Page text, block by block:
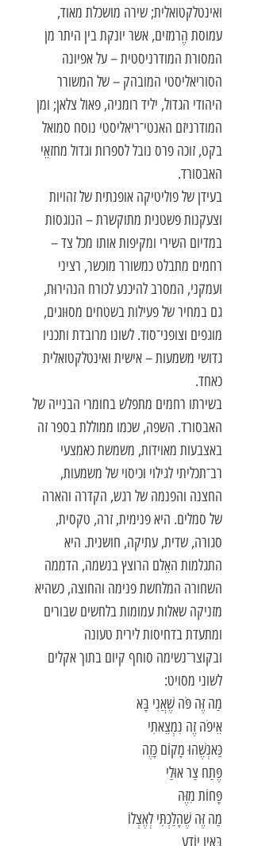
ואינטלקטואלית; שירה מושכלת מאוד,
עמוסת הֶרמזים, אשר יונקת בין היתר מן
המסורת המודרניסטית – על אפיונה
הסוריאליסטי המובהק – של המשורר
היהודי הגדול, יליד רומניה, פאול צלאן; ומן
המודרניזם האנטי־ריאליסטי נוסח סמואל
בקט, זוכה פרס נובל לספרות וגדול מחזאֵי
האבסורד.
בעידן של פוליטיקה אופנתית של זהויות
וצעקנות פשטנית מתוקשרת – הנוגסות
במדיום השירי ומקיפות אותו מכל צד –
רחמים מתבלט כמשורר מוכשר, רציני
ועמקני, המסרב להיכנע לכורח הנהירוּת,
גם במחיר של פעילות בשטחים מסוּוגים,
מוגפים וצופני־סוד. לשונו מרובדת ותכניו
גדושי משמעות – אישית ואינטלקטואלית
כאחד.
בשירתו רחמים מתפלש בחומרי הבנייה של
האבסורד. השפה, שכמו ממוללת בספר זה
באצבעות מאוידות, משמשת כאמצעי
רב־תכליתי לגילוי וכיסוי של משמעות,
החצנה והפנמה של רגש, הקדרה והארה
של סמלים. היא פנימית, זרה, טקסית,
סגורה, שדית, עתיקה, חושנית. היא
התגלמות האֵלם הרוצץ בנשמה, הדממה
השחורה המלחשת פנימה והחוצה, כשהיא
מזניקה שאלות עמומות בלחשים שבורים
ומתעדת בדחיסות לירית טעונה
ובקוצר־נשימה סוחף קיום בתוך אקלים
לשוני מסויט:
מַה זֶּה פֹּה שֶׁאֲנִי בָּא
אֵיפֹה זֶה נִמְצֵאתִי
כַּאנְשֶׁהוּ מָקוֹם כָּזֶה
פֶּתַח צַר אוּלַי
פָּחוֹת מִזֶּה
מַה זֶּה שֶׁהָלַכְתִּי לְאֶצְלוֹ
בְּאֵין יוֹדֵעַ